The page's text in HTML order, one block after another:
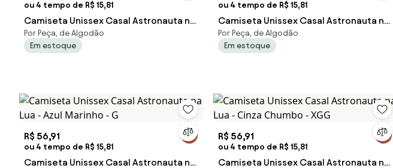
ou 4 tempo de R$ 15,81
Camiseta Unissex Casal Astronauta na
Lua - Azul Marinho - P
Por Peça, de Algodão
Em estoque
ou 4 tempo de R$ 15,81
Camiseta Unissex Casal Astronauta na
Lua - Cinza Chumbo - GG
Por Peça, de Algodão
Em estoque
R$ 56,91
ou 4 tempo de R$ 15,81
Camiseta Unissex Casal Astronauta na
R$ 56,91
ou 4 tempo de R$ 15,81
Camiseta Unissex Casal Astronauta na